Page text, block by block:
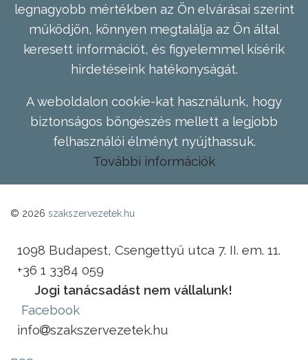
legnagyobb mértékben az Ön elvárásai szerint
működjön, könnyen megtalálja az Ön által
keresett információt, és figyelemmel kísérik
hirdetéseink hatékonyságát.
A weboldalon cookie-kat használunk, hogy
biztonságos böngészés mellett a legjobb
felhasználói élményt nyújthassuk.
További információk
© 2026 szakszervezetek.hu
1098 Budapest, Csengettyű utca 7. II. em. 11.
+36 1 3384 059
Jogi tanácsadást nem vállalunk!
Facebook
info
szakszervezetek.hu